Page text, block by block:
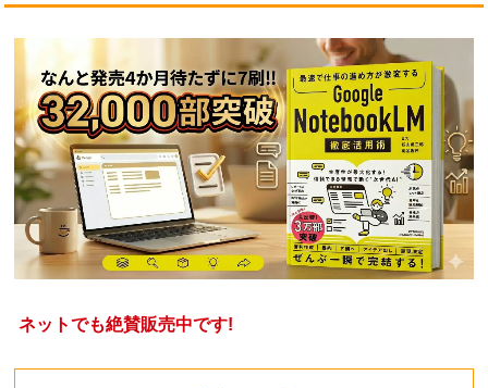
ネットでも絶賛販売中です!